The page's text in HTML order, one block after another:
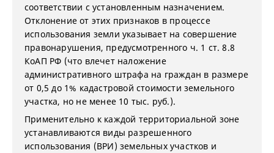
соответствии с установленным назначением.
Отклонение от этих признаков в процессе
использования земли указывает на совершение
правонарушения, предусмотренного ч. 1 ст. 8.8
КоАП РФ (что влечет наложение
административного штрафа на граждан в размере
от 0,5 до 1% кадастровой стоимости земельного
участка, но не менее 10 тыс. руб.).
Применительно к каждой территориальной зоне
устанавливаются виды разрешенного
использования (ВРИ) земельных участков и